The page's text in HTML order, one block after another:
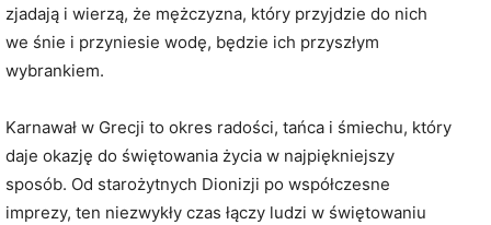
zjadają i wierzą, że mężczyzna, który przyjdzie do nich
we śnie i przyniesie wodę, będzie ich przyszłym
wybrankiem.
Karnawał w Grecji to okres radości, tańca i śmiechu, który
daje okazję do świętowania życia w najpiękniejszy
sposób. Od starożytnych Dionizji po współczesne
imprezy, ten niezwykły czas łączy ludzi w świętowaniu